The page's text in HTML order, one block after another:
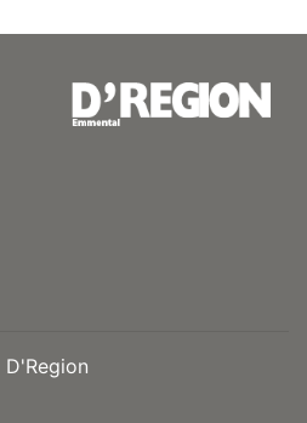
D'Region